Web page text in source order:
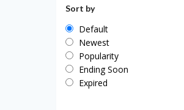
Sort by
Default
Newest
Popularity
Ending Soon
Expired